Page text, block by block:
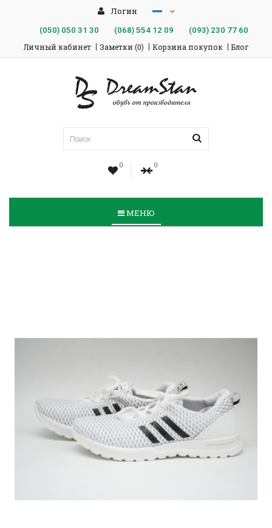
Логин
(050)050 31 30 (068)554 12 09 (093)230 77 60
Личный кабинет Заметки (0) Корзина покупок Блог
0 0
МЕНЮ